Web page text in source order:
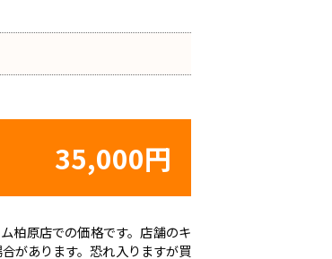
35,000円
柏原店での価格です。店舗のキ
があります。恐れ入りますが買